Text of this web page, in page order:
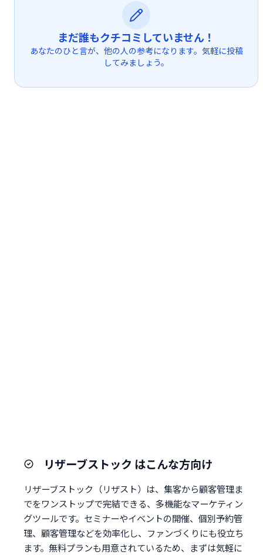
まだ誰もクチコミしていません！
あなたのひと言が、他の人の参考になります。気軽に投稿
してみましょう。
リザーブストック はこんな方向け
リザーブストック（リザスト）は、集客から顧客管理ま
でをワンストップで完結できる、多機能なマーケティン
グツールです。セミナーやイベントの開催、個別予約管
理、顧客管理などを効率化し、ファンづくりにも役立ち
ます。無料プランも用意されているため、まずは気軽に